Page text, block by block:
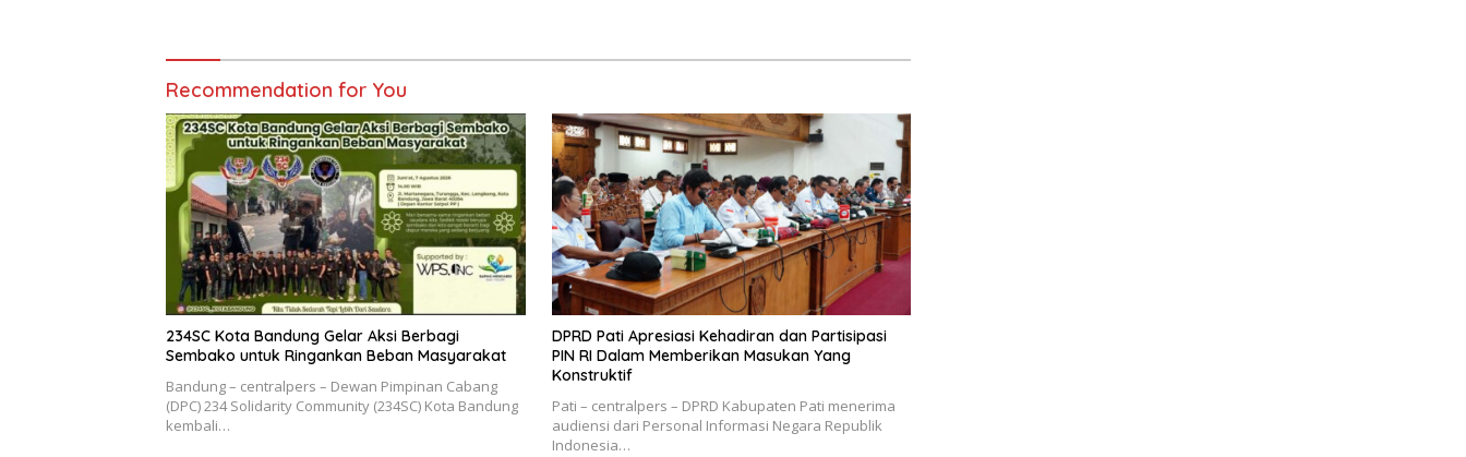
Recommendation for You
234SC Kota Bandung Gelar Aksi Berbagi
Sembako untuk Ringankan Beban Masyarakat
Bandung – centralpers – Dewan Pimpinan Cabang
(DPC) 234 Solidarity Community (234SC) Kota Bandung
kembali…
DPRD Pati Apresiasi Kehadiran dan Partisipasi
PIN RI Dalam Memberikan Masukan Yang
Konstruktif
Pati – centralpers – DPRD Kabupaten Pati menerima
audiensi dari Personal Informasi Negara Republik
Indonesia…